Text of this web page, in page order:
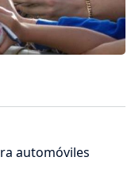
automóviles